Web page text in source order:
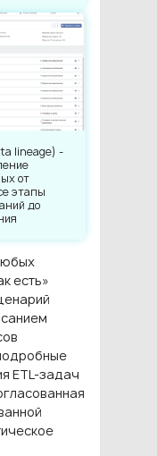
lineage) -
от
этапы
до
есть»
ETL-задач